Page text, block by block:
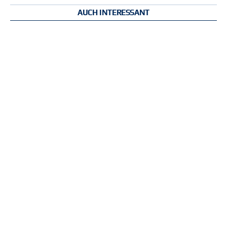
AUCH INTERESSANT